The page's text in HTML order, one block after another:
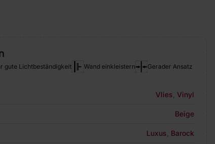
gute Lichtbeständigkeit Wand einkleistern
Gerader Ansatz
Vlies Vinyl
Beige
Luxus Barock